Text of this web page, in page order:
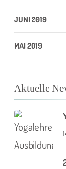
JUNI 2019
MAI 2019
Aktuelle